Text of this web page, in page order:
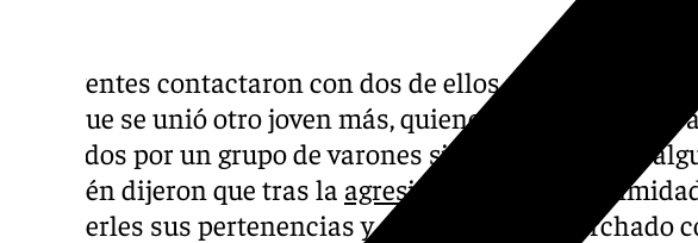
Los agentes contactaron con dos de ellos que resultaron
a las que se unió otro joven más, quienes narraron como
agredidos por un grupo de varones sin mediar motivo
También dijeron que tras la agresión
les habían
sustraerles sus pertenencias y que se habían marchado